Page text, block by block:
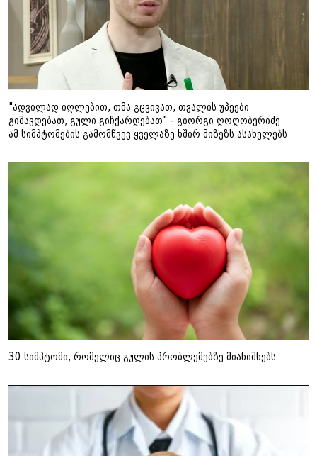
"ადვილად იღლებით, თმა გცვივათ, თვალის უპეები
გიშავდებათ, გული გიჩქარდებათ" - გიორგი ღოღობერიძე
ამ სიმპტომების გამომწვევ ყველაზე ხშირ მიზეზს ასახელებს
30 სიმპტომი, რომელიც გულის პრობლემებზე მიანიშნებს